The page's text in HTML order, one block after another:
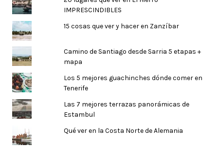
IMPRESCINDIBLES
15 cosas que ver y hacer en Zanzíbar
Camino de Santiago desde Sarria 5 etapas +
mapa
Los 5 mejores guachinches dónde comer en
Tenerife
Las 7 mejores terrazas panorámicas de
Estambul
Qué ver en la Costa Norte de Alemania